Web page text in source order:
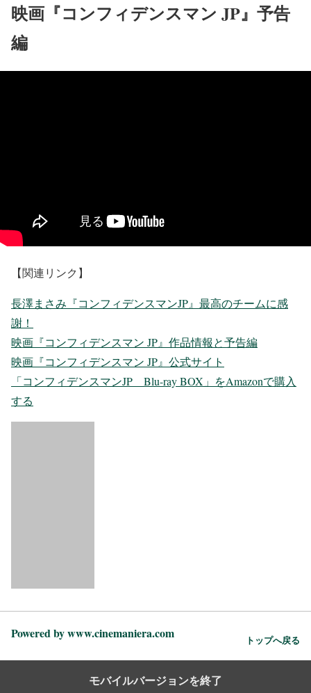
映画『コンフィデンスマン JP』予告
編
【関連リンク】
長澤まさみ『コンフィデンスマンJP』最高のチームに感
謝！
映画『コンフィデンスマン JP』作品情報と予告編
映画『コンフィデンスマン JP』公式サイト
「コンフィデンスマンJP Blu-ray BOX」をAmazonで購入
する
Powered by www.cinemaniera.com トップへ戻る
モバイルバージョンを終了